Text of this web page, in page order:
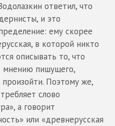
ответил, что
и это
ему скорее
в которой никто
описывать то, что
мнению пишущего,
Поэтому же,
слово
а говорит
или «древнерусская